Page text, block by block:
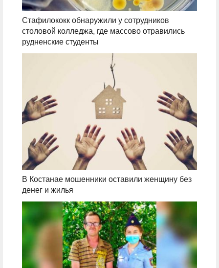
Стафилококк обнаружили у сотрудников
столовой колледжа, где массово отравились
рудненские студенты
В Костанае мошенники оставили женщину без
денег и жилья